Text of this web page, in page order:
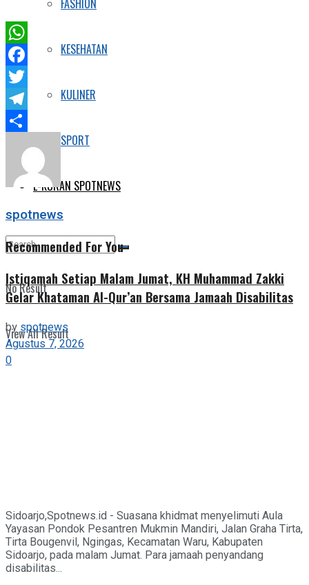
FASHION
KESEHATAN
KULINER
SPORT
E-KORAN SPOTNEWS
No Result
View All Result
WhatsApp
Facebook
Twitter
Telegram
Share
spotnews
Recommended For You
Istiqamah Setiap Malam Jumat, KH Muhammad Zakki
Gelar Khataman Al-Qur’an Bersama Jamaah Disabilitas
byspotnews
Agustus 7, 2026
0
Sidoarjo,Spotnews.id - Suasana khidmat menyelimuti Aula
Yayasan Pondok Pesantren Mukmin Mandiri, Jalan Graha Tirta,
Tirta Bougenvil, Ngingas, Kecamatan Waru, Kabupaten
Sidoarjo, pada malam Jumat. Para jamaah penyandang
disabilitas...